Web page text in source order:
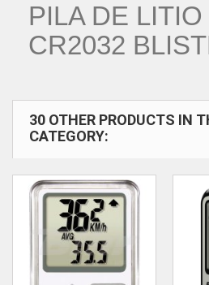
PILA DE
CR2032
30 OTHER PRODUCTS IN
CATEGORY: